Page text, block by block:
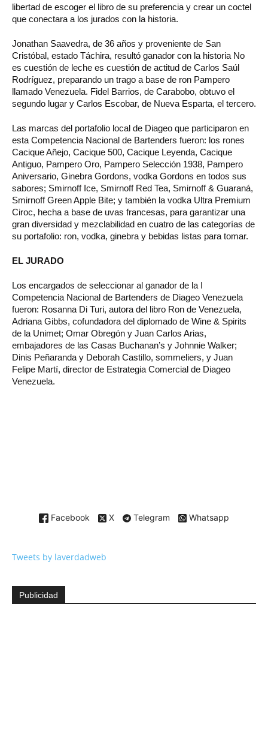
libertad de escoger el libro de su preferencia y crear un coctel
que conectara a los jurados con la historia.
Jonathan Saavedra, de 36 años y proveniente de San
Cristóbal, estado Táchira, resultó ganador con la historia No
es cuestión de leche es cuestión de actitud de Carlos Saúl
Rodríguez, preparando un trago a base de ron Pampero
llamado Venezuela. Fidel Barrios, de Carabobo, obtuvo el
segundo lugar y Carlos Escobar, de Nueva Esparta, el tercero.
Las marcas del portafolio local de Diageo que participaron en
esta Competencia Nacional de Bartenders fueron: los rones
Cacique Añejo, Cacique 500, Cacique Leyenda, Cacique
Antiguo, Pampero Oro, Pampero Selección 1938, Pampero
Aniversario, Ginebra Gordons, vodka Gordons en todos sus
sabores; Smirnoff Ice, Smirnoff Red Tea, Smirnoff & Guaraná,
Smirnoff Green Apple Bite; y también la vodka Ultra Premium
Ciroc, hecha a base de uvas francesas, para garantizar una
gran diversidad y mezclabilidad en cuatro de las categorías de
su portafolio: ron, vodka, ginebra y bebidas listas para tomar.
EL JURADO
Los encargados de seleccionar al ganador de la I
Competencia Nacional de Bartenders de Diageo Venezuela
fueron: Rosanna Di Turi, autora del libro Ron de Venezuela,
Adriana Gibbs, cofundadora del diplomado de Wine & Spirits
de la Unimet; Omar Obregón y Juan Carlos Arias,
embajadores de las Casas Buchanan’s y Johnnie Walker;
Dinis Peñaranda y Deborah Castillo, sommeliers, y Juan
Felipe Martí, director de Estrategia Comercial de Diageo
Venezuela.
Facebook X Telegram Whatsapp
Tweets by laverdadweb
Publicidad